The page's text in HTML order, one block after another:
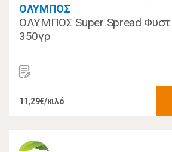
ΟΛΥΜΠΟΣ
ΟΛΥΜΠΟΣ Super Spread
350γρ
11,29€/κιλό